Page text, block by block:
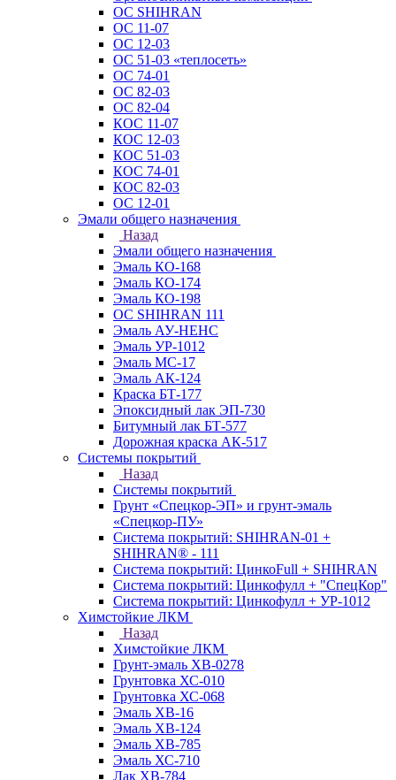
ОС SHIHRAN
ОС 11-07
ОС 12-03
ОС 51-03 «теплосеть»
ОС 74-01
ОС 82-03
ОС 82-04
КОС 11-07
КОС 12-03
КОС 51-03
КОС 74-01
КОС 82-03
ОС 12-01
Эмали общего назначения
Назад
Эмали общего назначения
Эмаль КО-168
Эмаль КО-174
Эмаль КО-198
ОС SHIHRAN 111
Эмаль АУ-НЕНС
Эмаль УР-1012
Эмаль МС-17
Эмаль АК-124
Краска БТ-177
Эпоксидный лак ЭП-730
Битумный лак БТ-577
Дорожная краска АК-517
Системы покрытий
Назад
Системы покрытий
Грунт «Спецкор-ЭП» и грунт-эмаль
«Спецкор-ПУ»
Система покрытий: SHIHRAN-01 +
SHIHRAN® - 111
Система покрытий: ЦинкоFull + SHIHRAN
Система покрытий: Цинкофулл + "СпецКор"
Система покрытий: Цинкофулл + УР-1012
Химстойкие ЛКМ
Назад
Химстойкие ЛКМ
Грунт-эмаль ХВ-0278
Грунтовка ХС-010
Грунтовка ХС-068
Эмаль ХВ-16
Эмаль ХВ-124
Эмаль ХВ-785
Эмаль ХС-710
Лак ХВ-784